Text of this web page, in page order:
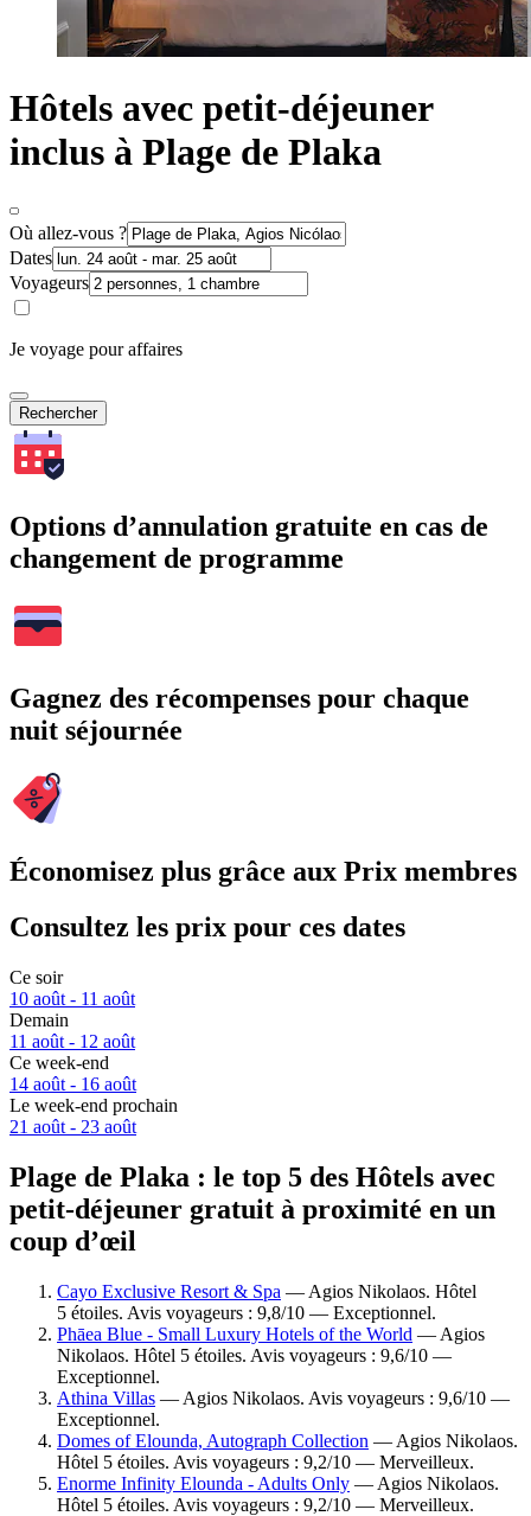
Hôtels avec petit-déjeuner
inclus à Plage de Plaka
Où allez-vous ?
Dates
Voyageurs
Je voyage pour affaires
Rechercher
Options d’annulation gratuite en cas de
changement de programme
Gagnez des récompenses pour chaque
nuit séjournée
Économisez plus grâce aux Prix membres
Consultez les prix pour ces dates
Ce soir
10 août - 11 août
Demain
11 août - 12 août
Ce week-end
14 août - 16 août
Le week-end prochain
21 août - 23 août
Plage de Plaka : le top 5 des Hôtels avec
petit-déjeuner gratuit à proximité en un
coup d’œil
Cayo Exclusive Resort & Spa — Agios Nikolaos. Hôtel
5 étoiles. Avis voyageurs : 9,8/10 — Exceptionnel.
Phāea Blue - Small Luxury Hotels of the World — Agios
Nikolaos. Hôtel 5 étoiles. Avis voyageurs : 9,6/10 —
Exceptionnel.
Athina Villas — Agios Nikolaos. Avis voyageurs : 9,6/10 —
Exceptionnel.
Domes of Elounda, Autograph Collection — Agios Nikolaos.
Hôtel 5 étoiles. Avis voyageurs : 9,2/10 — Merveilleux.
Enorme Infinity Elounda - Adults Only — Agios Nikolaos.
Hôtel 5 étoiles. Avis voyageurs : 9,2/10 — Merveilleux.